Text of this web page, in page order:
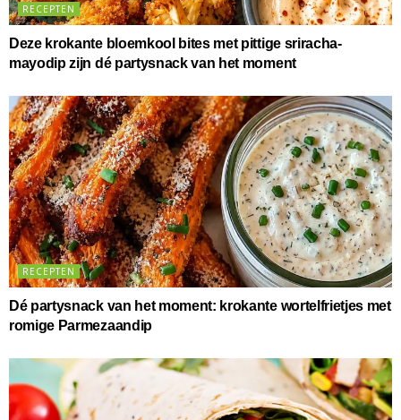
RECEPTEN
Deze krokante bloemkool bites met pittige sriracha-
mayodip zijn dé partysnack van het moment
RECEPTEN
Dé partysnack van het moment: krokante wortelfrietjes met
romige Parmezaandip